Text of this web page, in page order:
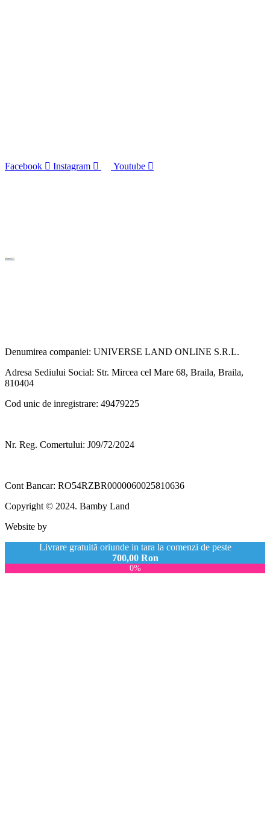
Facebook Instagram Youtube
Denumirea companiei: UNIVERSE LAND ONLINE S.R.L.
Adresa Sediului Social: Str. Mircea cel Mare 68, Braila, Braila,
810404
Cod unic de inregistrare: 49479225
Nr. Reg. Comertului: J09/72/2024
Cont Bancar: RO54RZBR0000060025810636
Copyright © 2024. Bamby Land
Website by
Livrare gratuită oriunde in tara la comenzi de peste
700,00 Ron
0%